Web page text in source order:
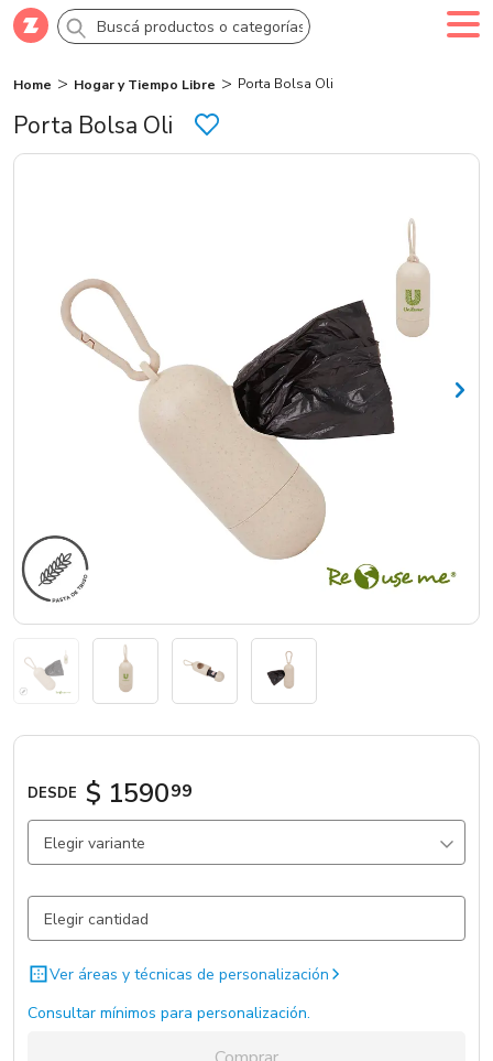
Comprar Creá tu cuenta
Categorías
Novedades
Campañas
Catálogos
Sé partner
Porta Bolsa Oli
Home Hogar y Tiempo Libre Porta Bolsa Oli
DESDE $ 159099
Elegir variante
Beige / Kaki / Beige / kaki / Plastico 1560 un.
Ver áreas y técnicas de personalización
Consultar mínimos para personalización.